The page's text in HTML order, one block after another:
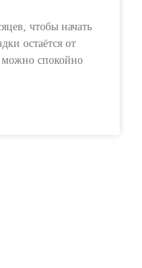
чтобы начать
остаётся от
можно спокойно